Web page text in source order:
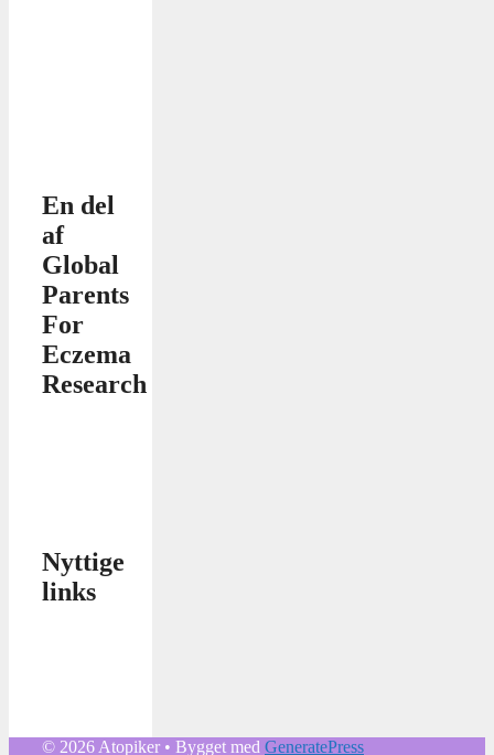
En del
af
Global
Parents
For
Eczema
Research
Nyttige
links
© 2026 Atopiker • Bygget med GeneratePress